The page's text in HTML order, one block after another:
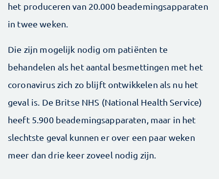
het produceren van 20.000 beademingsapparaten
in twee weken.
Die zijn mogelijk nodig om patiënten te
behandelen als het aantal besmettingen met het
coronavirus zich zo blijft ontwikkelen als nu het
geval is. De Britse NHS (National Health Service)
heeft 5.900 beademingsapparaten, maar in het
slechtste geval kunnen er over een paar weken
meer dan drie keer zoveel nodig zijn.